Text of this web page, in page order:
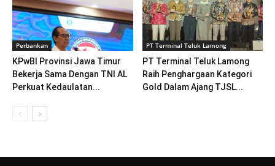
Perbankan
KPwBI Provinsi Jawa Timur
Bekerja Sama Dengan TNI AL
Perkuat Kedaulatan...
PT Terminal Teluk Lamong
PT Terminal Teluk Lamong
Raih Penghargaan Kategori
Gold Dalam Ajang TJSL...